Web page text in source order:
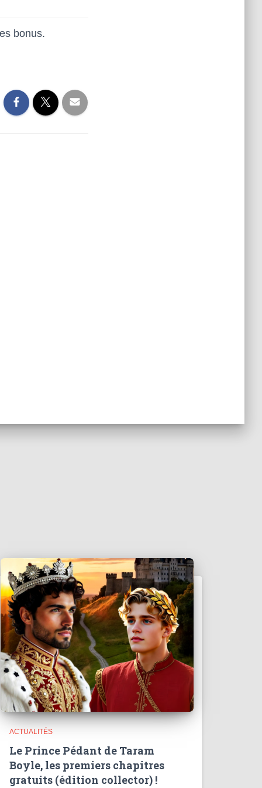
bonus.
ACTUALITÉS
Le Prince Pédant de Taram
Boyle, les premiers chapitres
gratuits (édition collector) !